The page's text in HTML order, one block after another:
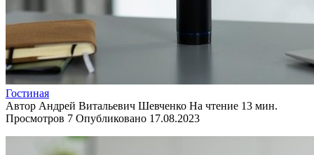
Гостиная
Автор Андрей Витальевич Шевченко На чтение 13 мин.
Просмотров 7 Опубликовано 17.08.2023